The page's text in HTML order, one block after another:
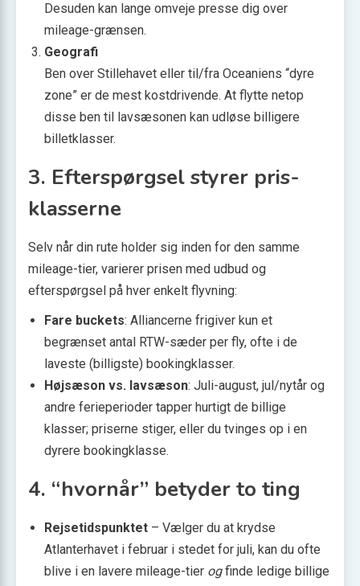
Desuden kan lange omveje presse dig over
mileage-grænsen.
Geografi
Ben over Stillehavet eller til/fra Oceaniens “dyre
zone” er de mest kost­drivende. At flytte netop
disse ben til lavsæsonen kan udløse billigere
billet­klasser.
3. Efterspørgsel styrer pris­
klasserne
Selv når din rute holder sig inden for den samme
mileage-tier, varierer prisen med udbud og
efterspørgsel på hver enkelt flyvning:
Fare buckets: Alliancerne frigiver kun et
begrænset antal RTW-sæder per fly, ofte i de
laveste (billigste) bookingklasser.
Højsæson vs. lavsæson: Juli-august, jul/nytår og
andre ferieperioder tapper hurtigt de billige
klasser; priserne stiger, eller du tvinges op i en
dyrere bookingklasse.
4. “hvornår” betyder to ting
Rejsetidspunktet – Vælger du at krydse
Atlanterhavet i februar i stedet for juli, kan du ofte
blive i en lavere mileage-tier ogfinde ledige billige